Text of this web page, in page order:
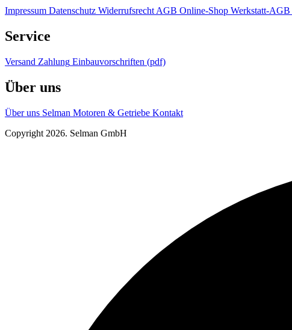
Impressum Datenschutz Widerrufsrecht AGB Online-Shop Werkstatt-AGB
Service
Versand Zahlung Einbauvorschriften (pdf)
Über uns
Über uns Selman Motoren & Getriebe Kontakt
Copyright 2026. Selman GmbH